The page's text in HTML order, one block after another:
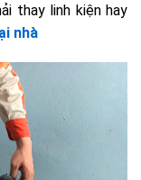
thay linh kiện hay
nhà